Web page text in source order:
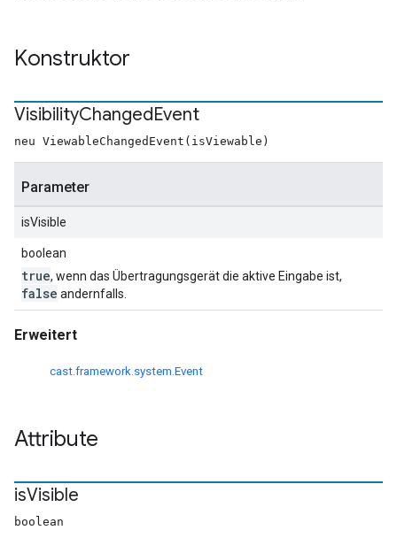
Konstruktor
VisibilityChangedEvent
neu ViewableChangedEvent(isViewable)
Parameter
isVisible
boolean
true, wenn das Übertragungsgerät die aktive Eingabe ist,
false andernfalls.
Erweitert
cast.framework.system.Event
Attribute
isVisible
boolean